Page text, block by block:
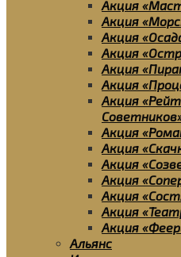
Акция
Акция
Акция
Акция
Акция
Акция
Акция
Акция
Акция
Акция
Акция
Акция
Акция
Акция
Альянс